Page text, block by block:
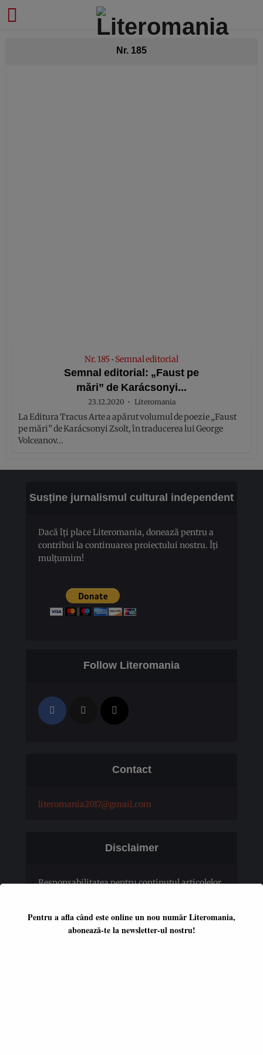
Nr. 185
Nr. 185 • Semnal editorial
Semnal editorial: „Faust pe
mări” de Karácsonyi...
23.12.2020 Literomania
La Editura Tracus Arte a apărut volumul de poezie „Faust
pe mări” de Karácsonyi Zsolt, în traducerea lui George
Volceanov...
Susține jurnalismul cultural independent
Dacă îți place Literomania, donează pentru a
contribui la continuarea proiectului nostru. Îți
mulțumim!
Follow Literomania
Contact
literomania2017@gmail.com
Disclaimer
Responsabilitatea pentru conţinutul articolelor
Pentru a afla când este online un nou număr Literomania,
abonează-te la newsletter-ul nostru!